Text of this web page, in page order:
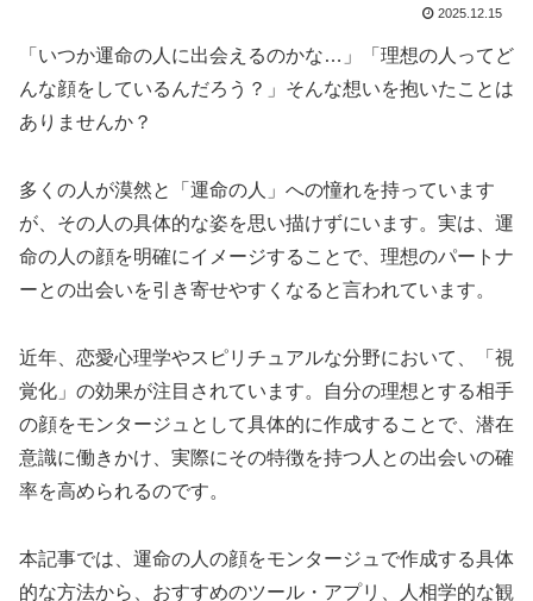
2025.12.15
「いつか運命の人に出会えるのかな…」「理想の人ってど
んな顔をしているんだろう？」そんな想いを抱いたことは
ありませんか？
多くの人が漠然と「運命の人」への憧れを持っています
が、その人の具体的な姿を思い描けずにいます。実は、運
命の人の顔を明確にイメージすることで、理想のパートナ
ーとの出会いを引き寄せやすくなると言われています。
近年、恋愛心理学やスピリチュアルな分野において、「視
覚化」の効果が注目されています。自分の理想とする相手
の顔をモンタージュとして具体的に作成することで、潜在
意識に働きかけ、実際にその特徴を持つ人との出会いの確
率を高められるのです。
本記事では、運命の人の顔をモンタージュで作成する具体
的な方法から、おすすめのツール・アプリ、人相学的な観